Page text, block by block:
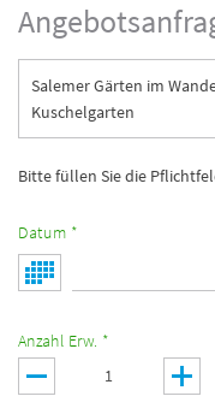
Salemer Gärten im
Kuschelgarten
Bitte füllen Sie die
Datum *
Anzahl Erw. *